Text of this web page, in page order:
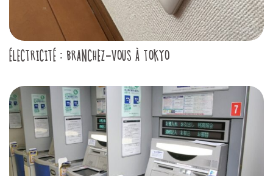
ÉLECTRICITÉ : BRANCHEZ-VOUS À TOKYO